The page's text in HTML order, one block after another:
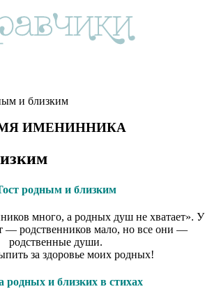
и близким
ИМЕНИННИКА
родным и близким
много, а родных душ не хватает». У
— родственников мало, но все они —
родственные души.
за здоровье моих родных!
родных и близких в стихах